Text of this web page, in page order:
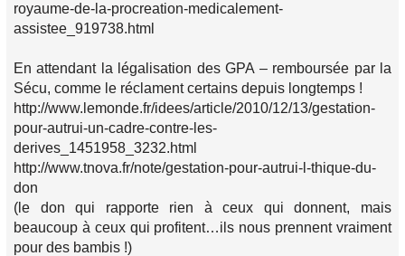
royaume-de-la-procreation-medicalement-
assistee_919738.html
En attendant la légalisation des GPA – remboursée par la
Sécu, comme le réclament certains depuis longtemps !
http://www.lemonde.fr/idees/article/2010/12/13/gestation-
pour-autrui-un-cadre-contre-les-
derives_1451958_3232.html
http://www.tnova.fr/note/gestation-pour-autrui-l-thique-du-
don
(le don qui rapporte rien à ceux qui donnent, mais
beaucoup à ceux qui profitent…ils nous prennent vraiment
pour des bambis !)